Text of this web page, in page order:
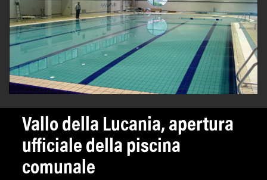
Vallo della Lucania, apertura
ufficiale della piscina
comunale